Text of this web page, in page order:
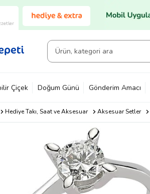
Çiçek Doğum Günü Gönderim Amacı
Hediye Takı, Saat ve Aksesuar Aksesuar Setler